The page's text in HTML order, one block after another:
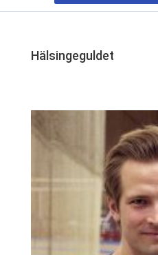
Hälsingeguldet